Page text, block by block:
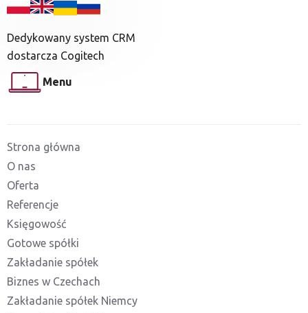
Dedykowany system CRM
dostarcza Cogitech
Menu
Strona główna
O nas
Oferta
Referencje
Księgowość
Gotowe spółki
Zakładanie spółek
Biznes w Czechach
Zakładanie spółek Niemcy